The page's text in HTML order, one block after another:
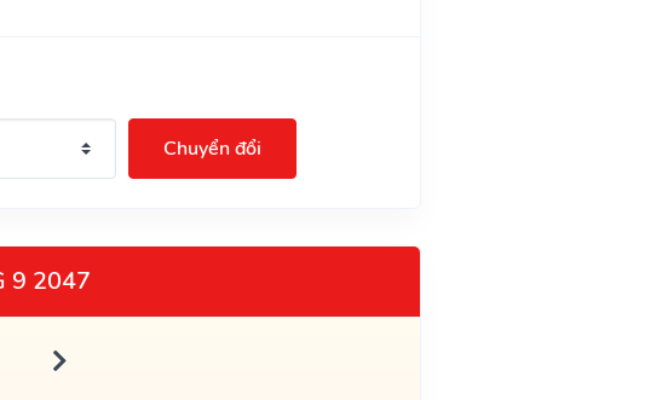
Chuyển đổi
9 2047